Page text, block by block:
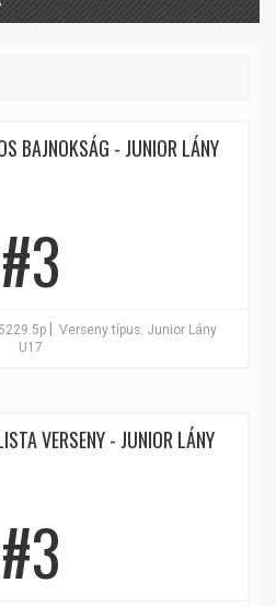
BAJNOKSÁG - JUNIOR LÁNY
#3
Verseny típus: Junior Lány
U17
VERSENY - JUNIOR LÁNY
#3